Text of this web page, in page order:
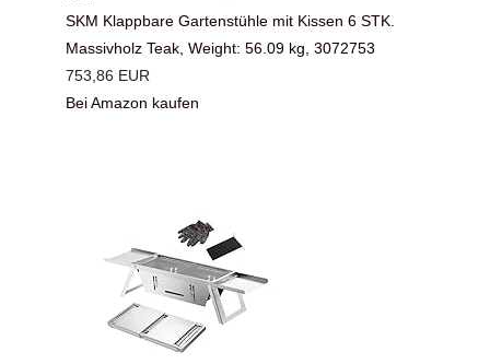
SKM Klappbare Gartenstühle mit Kissen 6 STK.
Massivholz Teak, Weight: 56.09 kg, 3072753
753,86 EUR
Bei Amazon kaufen